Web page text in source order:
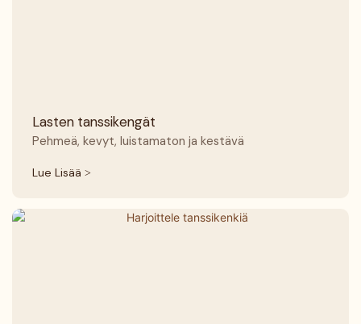
Lasten tanssikengät
Pehmeä, kevyt, luistamaton ja kestävä
Lue Lisää >